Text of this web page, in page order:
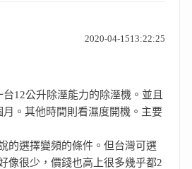
2020-04-1513:22:25
12公升除溼能力的除溼機。並且
。其他時間則看濕度開機。主要
的選擇變頻的條件。但台灣可選
像很少，價錢也高上很多幾乎都2